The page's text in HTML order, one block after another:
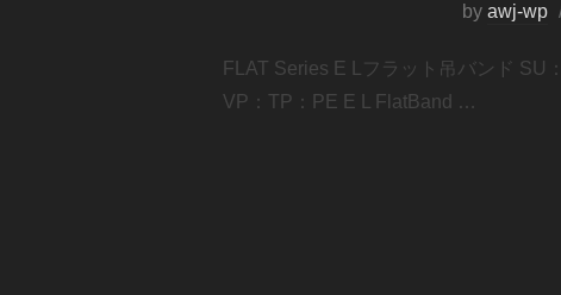
by awj-wp
FLAT Series E Lフラット吊バンド SU
VP：TP：PE E L FlatBand …